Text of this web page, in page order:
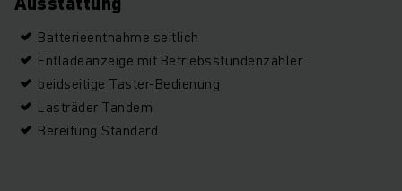
Batterieentnahme seitlich
Entladeanzeige mit Betriebsstundenzähler
beidseitige Taster-Bedienung
Lasträder Tandem
Bereifung Standard